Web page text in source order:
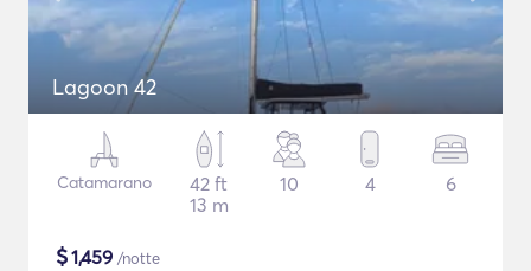
Lagoon 42
Catamarano
42 ft
13 m
10 4 6
$1,459 /notte